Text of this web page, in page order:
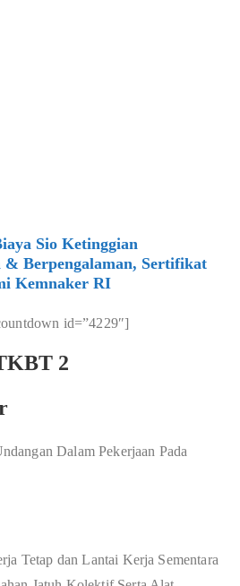
Sio Ketinggian
Berpengalaman, Sertifikat
Kemnaker RI
id=”4229″]
2
Dalam Pekerjaan Pada
Tetap dan Lantai Kerja Sementara